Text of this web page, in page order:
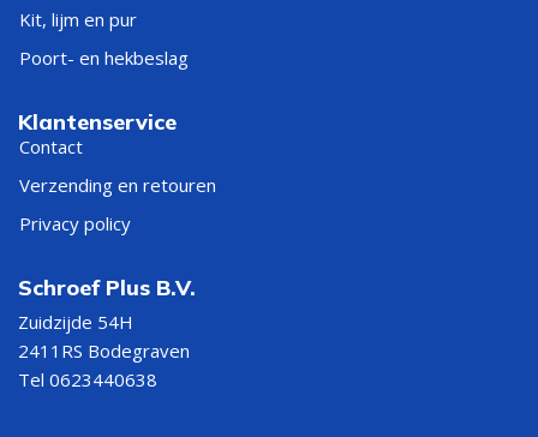
Kit, lijm en pur
Poort- en hekbeslag
Klantenservice
Contact
Verzending en retouren
Privacy policy
Schroef Plus B.V.
Zuidzijde 54H
2411RS Bodegraven
Tel 0623440638